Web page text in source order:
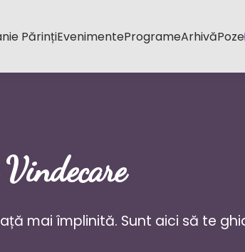
PărințiEvenimenteProgrameArhivăPoze
mai împlinită. Sunt aici să te